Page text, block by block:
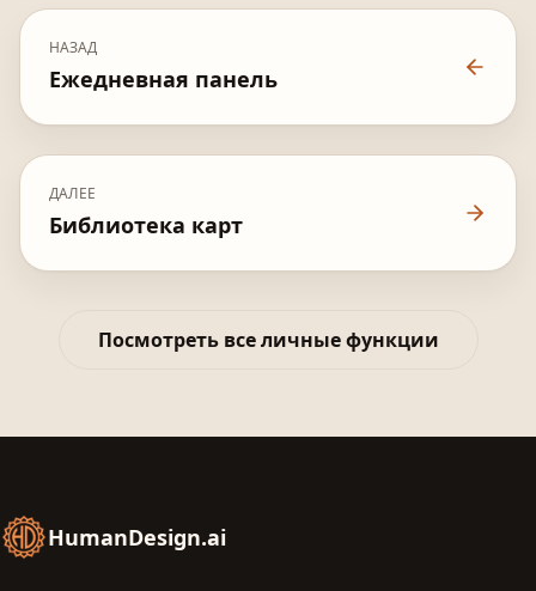
НАЗАД
Ежедневная панель
ДАЛЕЕ
Библиотека карт
Посмотреть все личные функции
HumanDesign.ai